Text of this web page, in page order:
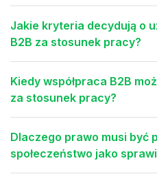
Jakie kryteria decydują o
B2B za stosunek pracy?
Kiedy współpraca B2B
za stosunek pracy?
Dlaczego prawo musi być
społeczeństwo jako